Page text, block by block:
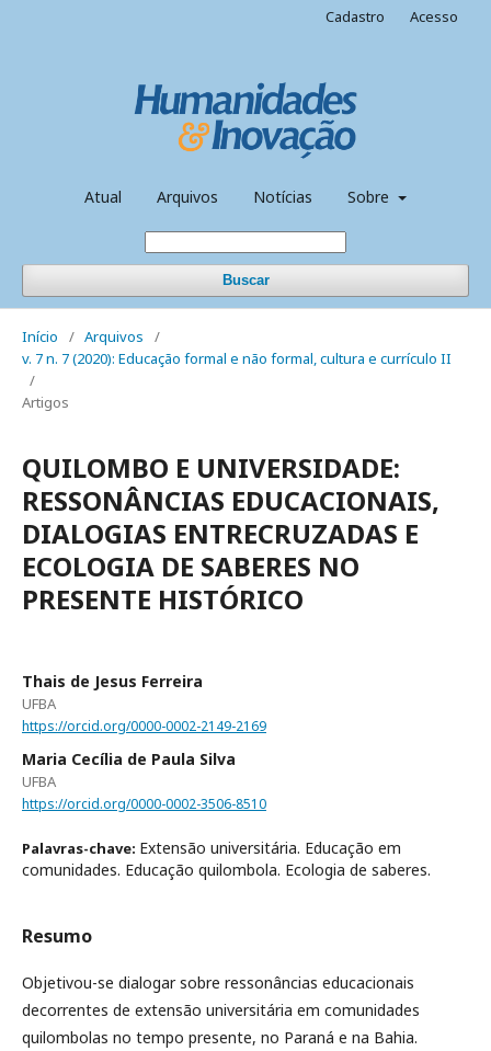
Atual Arquivos Notícias Sobre
Buscar
Cadastro Acesso
Início / Arquivos
/
v. 7 n. 7 (2020): Educação formal e não formal, cultura e currículo II
/
Artigos
QUILOMBO E UNIVERSIDADE:
RESSONÂNCIAS EDUCACIONAIS,
DIALOGIAS ENTRECRUZADAS E
ECOLOGIA DE SABERES NO
PRESENTE HISTÓRICO
Thais de Jesus Ferreira
UFBA
https://orcid.org/0000-0002-2149-2169
Maria Cecília de Paula Silva
UFBA
https://orcid.org/0000-0002-3506-8510
Palavras-chave: Extensão universitária. Educação em
comunidades. Educação quilombola. Ecologia de saberes.
Resumo
Objetivou-se dialogar sobre ressonâncias educacionais
decorrentes de extensão universitária em comunidades
quilombolas no tempo presente, no Paraná e na Bahia.